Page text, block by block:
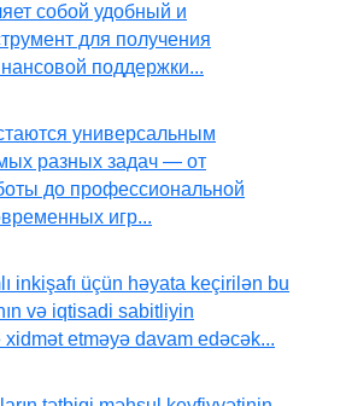
собой удобный и
для получения
поддержки...
универсальным
разных задач — от
до профессиональной
игр...
inkişafı üçün həyata keçirilən bu
və iqtisadi sabitliyin
etməyə davam edəcək...